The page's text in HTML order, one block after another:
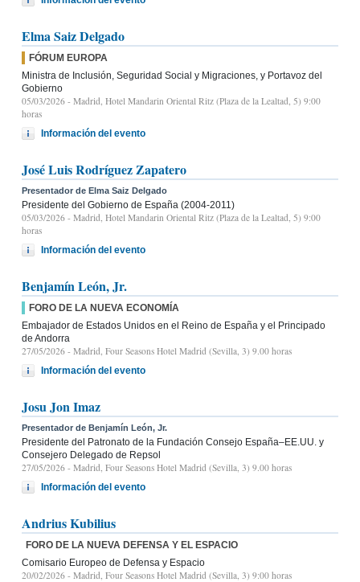
Elma Saiz Delgado
FÓRUM EUROPA
Ministra de Inclusión, Seguridad Social y Migraciones, y Portavoz del
Gobierno
05/03/2026 - Madrid, Hotel Mandarin Oriental Ritz (Plaza de la Lealtad, 5) 9:00
horas
Información del evento
José Luis Rodríguez Zapatero
Presentador de Elma Saiz Delgado
Presidente del Gobierno de España (2004-2011)
05/03/2026 - Madrid, Hotel Mandarin Oriental Ritz (Plaza de la Lealtad, 5) 9:00
horas
Información del evento
Benjamín León, Jr.
FORO DE LA NUEVA ECONOMÍA
Embajador de Estados Unidos en el Reino de España y el Principado
de Andorra
27/05/2026 - Madrid, Four Seasons Hotel Madrid (Sevilla, 3) 9.00 horas
Información del evento
Josu Jon Imaz
Presentador de Benjamín León, Jr.
Presidente del Patronato de la Fundación Consejo España–EE.UU. y
Consejero Delegado de Repsol
27/05/2026 - Madrid, Four Seasons Hotel Madrid (Sevilla, 3) 9.00 horas
Información del evento
Andrius Kubilius
FORO DE LA NUEVA DEFENSA Y EL ESPACIO
Comisario Europeo de Defensa y Espacio
20/02/2026 - Madrid, Four Seasons Hotel Madrid (Sevilla, 3) 9:00 horas